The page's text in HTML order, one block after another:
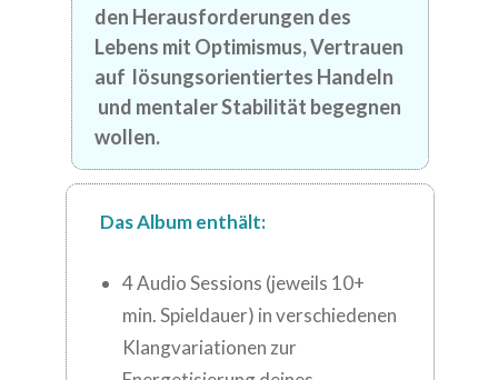
den Herausforderungen des
Lebens mit Optimismus, Vertrauen
auf lösungsorientiertes Handeln
und mentaler Stabilität begegnen
wollen.
Das Album enthält:
4 Audio Sessions (jeweils 10+
min. Spieldauer) in verschiedenen
Klangvariationen zur